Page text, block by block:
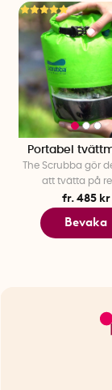
Portabel
The Scrubba gör
att tvätta på
fr. 485 kr
Bevaka